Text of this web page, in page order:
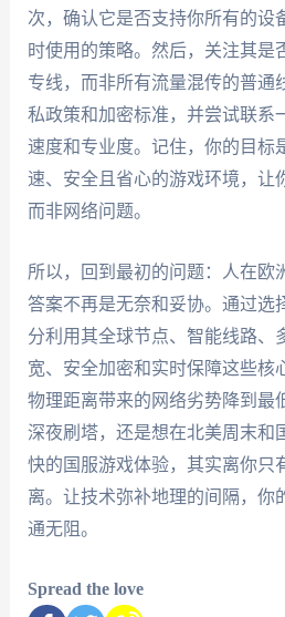
次，确认它是否支持你所有的设
时使用的策略。然后，关注其是
专线，而非所有流量混传的普通
私政策和加密标准，并尝试联系
速度和专业度。记住，你的目标
速、安全且省心的游戏环境，让
而非网络问题。
所以，回到最初的问题：人在欧
答案不再是无奈和妥协。通过选
分利用其全球节点、智能线路、
宽、安全加密和实时保障这些核
物理距离带来的网络劣势降到最
深夜刷塔，还是想在北美周末和
快的国服游戏体验，其实离你只
离。让技术弥补地理的间隔，你
通无阻。
Spread the love